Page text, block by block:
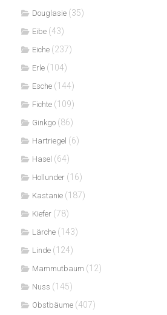
Douglasie (35)
Eibe (43)
Eiche (237)
Erle (104)
Esche (144)
Fichte (109)
Ginkgo (86)
Hartriegel (6)
Hasel (64)
Hollunder (16)
Kastanie (187)
Kiefer (78)
Lärche (143)
Linde (124)
Mammutbaum (12)
Nuss (145)
Obstbäume (407)